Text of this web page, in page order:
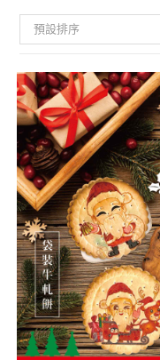
預設排序